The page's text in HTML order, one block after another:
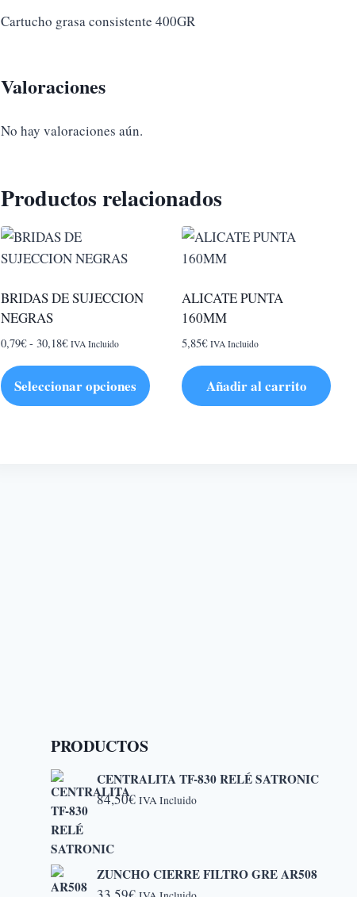
Cartucho grasa consistente 400GR
Valoraciones
No hay valoraciones aún.
Productos relacionados
BRIDAS DE SUJECCION
NEGRAS
0,79€ - 30,18€Rango
IVA Incluido
Seleccionar opciones
ALICATE PUNTA
160MM
5,85€ IVA Incluido
Añadir al carrito
PRODUCTOS
CENTRALITA TF-830 RELÉ SATRONIC
84,50€ IVA Incluido
ZUNCHO CIERRE FILTRO GRE AR508